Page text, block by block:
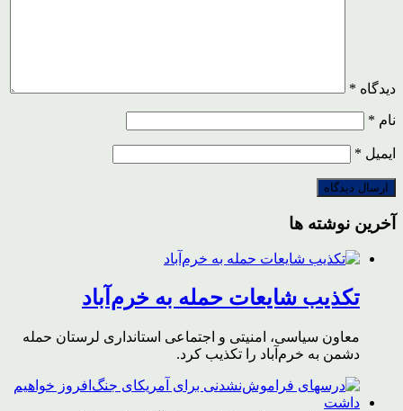
دیدگاه *
نام *
ایمیل *
آخرین نوشته ها
تکذیب شایعات حمله به خرم‌آباد
معاون سیاسی، امنیتی و اجتماعی استانداری لرستان حمله
دشمن به خرم‌آباد را تکذیب کرد.